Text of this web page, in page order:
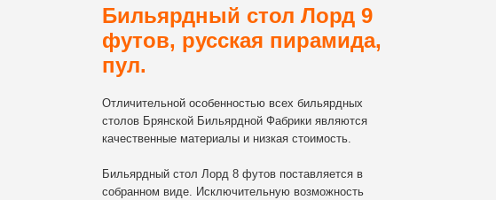
Бильярдный стол Лорд 9
футов, русская пирамида,
пул.
Отличительной особенностью всех бильярдных
столов Брянской Бильярдной Фабрики являются
качественные материалы и низкая стоимость.
Бильярдный стол Лорд 8 футов поставляется в
собранном виде. Исключительную возможность